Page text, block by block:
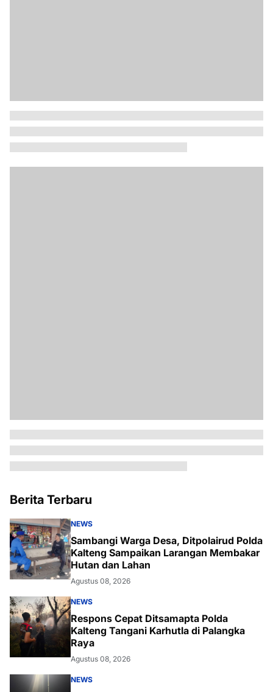
Berita Terbaru
NEWS
Sambangi Warga Desa, Ditpolairud Polda
Kalteng Sampaikan Larangan Membakar
Hutan dan Lahan
Agustus 08, 2026
NEWS
Respons Cepat Ditsamapta Polda
Kalteng Tangani Karhutla di Palangka
Raya
Agustus 08, 2026
NEWS